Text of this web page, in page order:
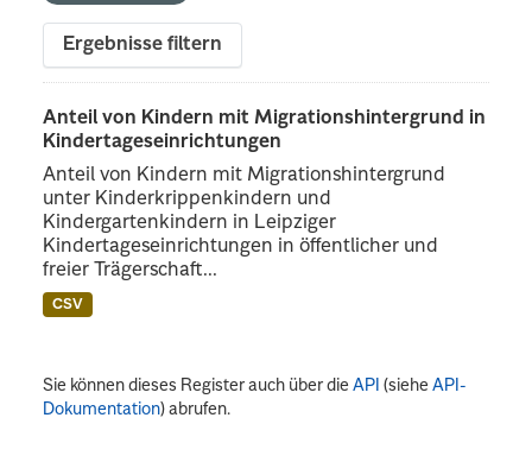
Ergebnisse filtern
Anteil von Kindern mit Migrationshintergrund in
Kindertageseinrichtungen
Anteil von Kindern mit Migrationshintergrund
unter Kinderkrippenkindern und
Kindergartenkindern in Leipziger
Kindertageseinrichtungen in öffentlicher und
freier Trägerschaft...
CSV
Sie können dieses Register auch über dieAPI (sieheAPI-
Dokumentation) abrufen.